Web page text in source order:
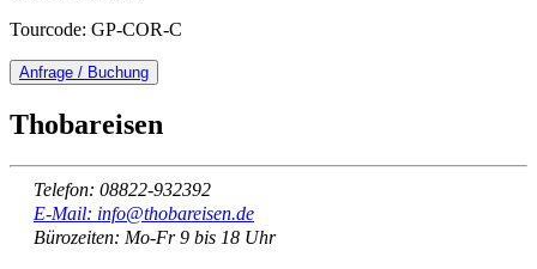
Tourcode: GP-COR-C
Anfrage / Buchung
Thobareisen
Telefon: 08822-932392
E-Mail: info@thobareisen.de
Bürozeiten: Mo-Fr 9 bis 18 Uhr